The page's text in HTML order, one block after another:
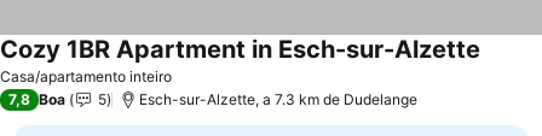
Casa/apartamento inteiro
Cozy 1BR Apartment in Esch-sur-Alzette
7,8 Boa 5 Esch-sur-Alzette, a 7.3 km de Dudelange